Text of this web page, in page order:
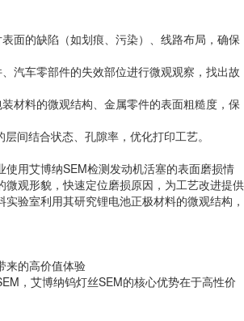
面的缺陷（如划痕、污染）、线路布局，确保
汽车零部件的失效部位进行微观观察，找出故
材料的微观结构、金属零件的表面粗糙度，保
间结合状态、孔隙率，优化打印工艺。
使用艾博纳SEM检测发动机活塞的表面磨损情
微观形貌，快速定位磨损原因，为工艺改进提供
验室利用其研究锂电池正极材料的微观结构，
来的高价值体验
，艾博纳钨灯丝SEM的核心优势在于高性价